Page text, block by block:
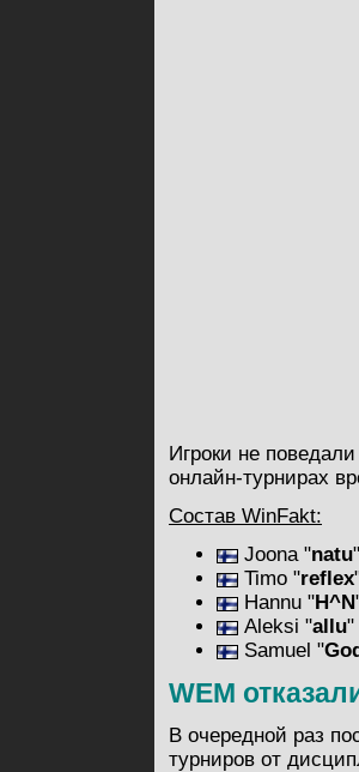
Игроки не
онлайн-турнирах
Состав WinFakt:
Joona "natu
Timo "reflex
Hannu "H^N
Aleksi "allu"
Samuel "
WEM
В очередной раз
турниров от